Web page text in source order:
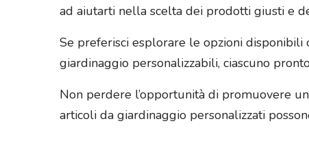
ad aiutarti nella scelta dei prodotti giusti e
Se preferisci esplorare le opzioni disponibili
giardinaggio personalizzabili, ciascuno
Non perdere l’opportunità di promuovere
articoli da giardinaggio personalizzati